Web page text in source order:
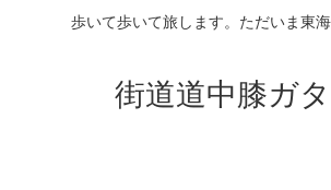
歩いて歩いて旅します。ただいま東
街道道中膝ガ